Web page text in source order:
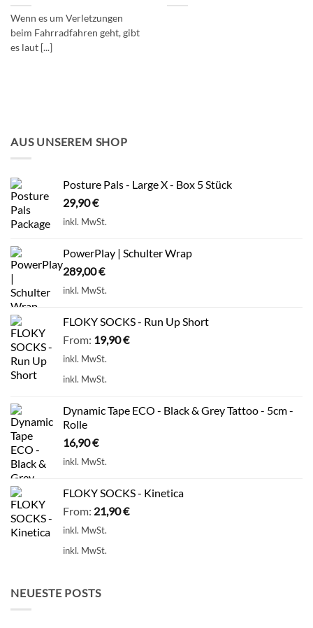
Wenn es um Verletzungen
beim Fahrradfahren geht, gibt
es laut [...]
AUS UNSEREM SHOP
Posture Pals - Large X - Box 5 Stück
29,90€
inkl. MwSt.
PowerPlay | Schulter Wrap
289,00€
inkl. MwSt.
FLOKY SOCKS - Run Up Short
From: 19,90€
inkl. MwSt.
inkl. MwSt.
Dynamic Tape ECO - Black & Grey Tattoo - 5cm -
Rolle
16,90€
inkl. MwSt.
FLOKY SOCKS - Kinetica
From: 21,90€
inkl. MwSt.
inkl. MwSt.
NEUESTE POSTS